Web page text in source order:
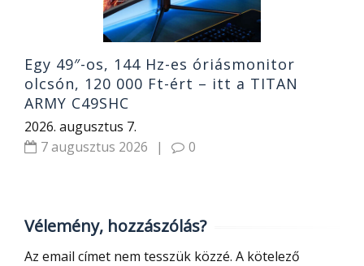
Egy 49″-os, 144 Hz-es óriásmonitor
olcsón, 120 000 Ft-ért – itt a TITAN
ARMY C49SHC
2026. augusztus 7.
7 augusztus 2026
| 0
Vélemény, hozzászólás?
Az email címet nem tesszük közzé. A kötelező